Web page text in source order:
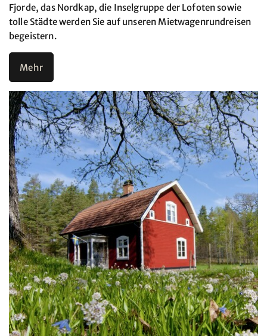
Fjorde, das Nordkap, die Inselgruppe der Lofoten sowie
tolle Städte werden Sie auf unseren Mietwagenrundreisen
begeistern.
Mehr